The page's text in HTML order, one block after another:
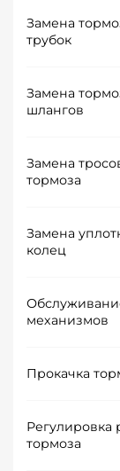
Замена
трубок
Замена
шлангов
Замена
тормоза
Замена
колец
механизмов
Прокачка
Регулировка
тормоза